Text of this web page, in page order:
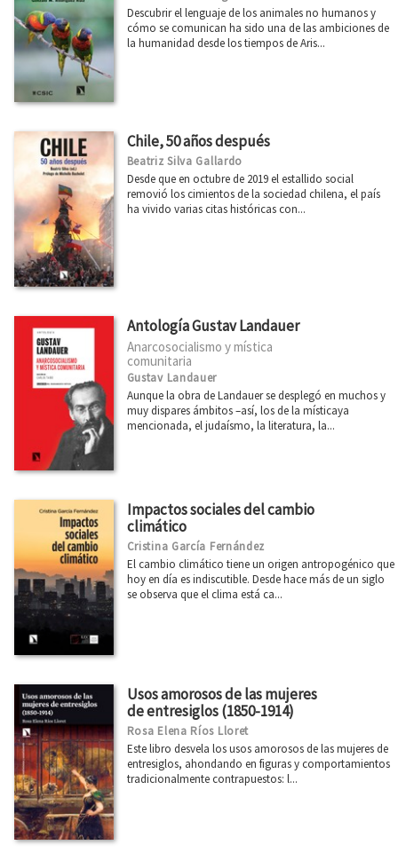
Descubrir el lenguaje de los animales no humanos y
cómo se comunican ha sido una de las ambiciones de
la humanidad desde los tiempos de Aris...
Chile, 50 años después
Beatriz Silva Gallardo
Desde que en octubre de 2019 el estallido social
removió los cimientos de la sociedad chilena, el país
ha vivido varias citas históricas con...
Antología Gustav Landauer
Anarcosocialismo y mística
comunitaria
Gustav Landauer
Aunque la obra de Landauer se desplegó en muchos y
muy dispares ámbitos –así, los de la místicaya
mencionada, el judaísmo, la literatura, la...
Impactos sociales del cambio
climático
Cristina García Fernández
El cambio climático tiene un origen antropogénico que
hoy en día es indiscutible. Desde hace más de un siglo
se observa que el clima está ca...
Usos amorosos de las mujeres
de entresiglos (1850-1914)
Rosa Elena Ríos Lloret
Este libro desvela los usos amorosos de las mujeres de
entresiglos, ahondando en figuras y comportamientos
tradicionalmente contrapuestos: l...